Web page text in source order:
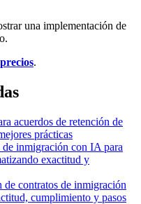
una implementación de
precios.
acuerdos de retención de
prácticas
inmigración con IA para
exactitud y
contratos de inmigración
cumplimiento y pasos